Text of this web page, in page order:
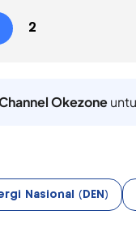
2
Okezone
Nasional (DEN)